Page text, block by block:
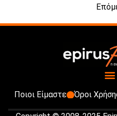
Ποιοι Είμαστε Όροι